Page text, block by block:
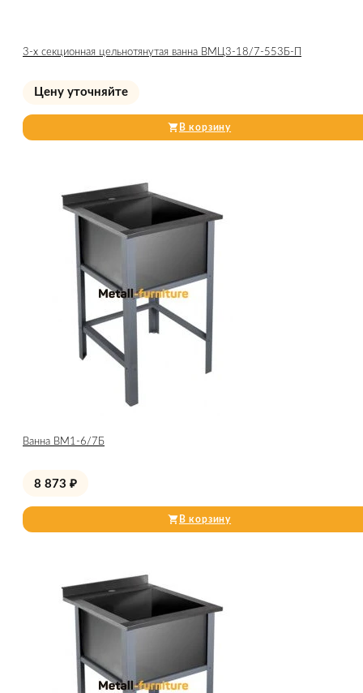
3-х секционная цельнотянутая ванна ВМЦ3-18/7-553Б-П
Цену уточняйте
В корзину
Ванна ВМ1-6/7Б
8 873 ₽
В корзину